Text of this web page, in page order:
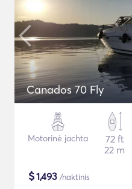
Canados 70 Fly
Motorinė jachta
72 ft
22 m
$1,493 /naktinis